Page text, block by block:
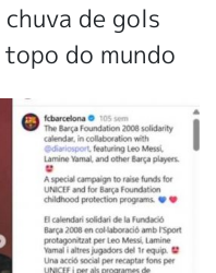
de gols
do mundo